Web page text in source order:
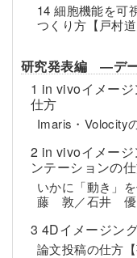
14 細胞機能を可
つくり方【戸村道
研究発表編 ―デ
1 in vivoイメー
仕方
Imaris・Volocity
2 in vivoイメー
ンテーションの
いかに「動き」
藤 敦／石井 優
3 4Dイメージン
論文投稿の仕方【